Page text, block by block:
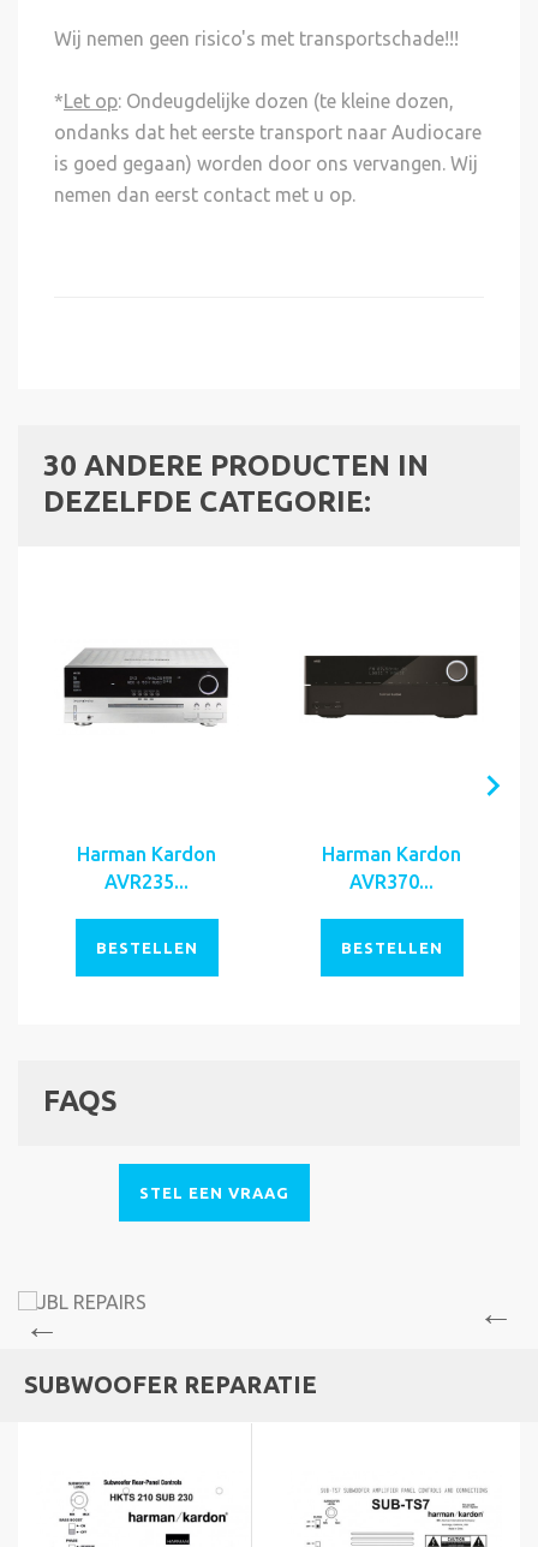
Wij nemen geen risico's met transportschade!!!
*Let op: Ondeugdelijke dozen (te kleine dozen,
ondanks dat het eerste transport naar Audiocare
is goed gegaan) worden door ons vervangen. Wij
nemen dan eerst contact met u op.
30 ANDERE PRODUCTEN IN
DEZELFDE CATEGORIE:
Harman Kardon
AVR235...
BESTELLEN
Harman Kardon
AVR370...
BESTELLEN
FAQS
STEL EEN VRAAG
SUBWOOFER REPARATIE